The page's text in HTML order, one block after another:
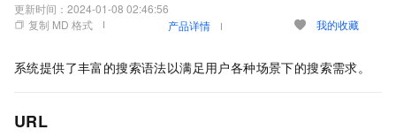
更新时间： 2024-01-08 02:46:56
复制 MD 格式
产品详情 我的收藏
系统提供了丰富的搜索语法以满足用户各种场景下的搜索需求。
URL